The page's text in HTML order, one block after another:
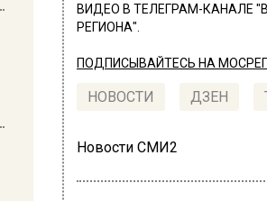
ВИДЕО В ТЕЛЕГРАМ-КАНАЛЕ
РЕГИОНА".
ПОДПИСЫВАЙТЕСЬ НА
НОВОСТИ ДЗЕН
Новости СМИ2